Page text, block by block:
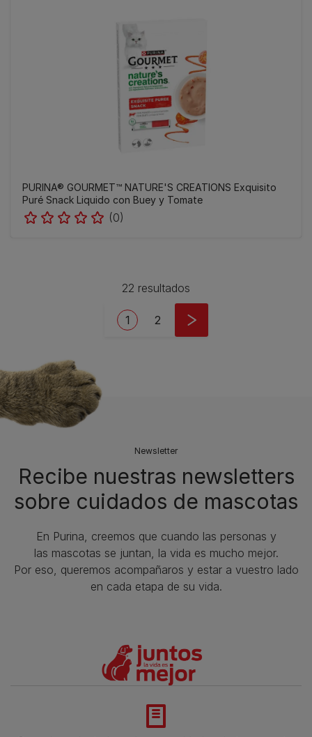
PURINA® GOURMET™ NATURE'S CREATIONS Exquisito
Puré Snack Liquido con Buey y Tomate
(0)
22 resultados
Current page
1 Page
2
Newsletter
Recibe nuestras newsletters
sobre cuidados de mascotas​
En Purina, creemos que cuando las personas y
las mascotas se juntan, la vida es mucho mejor.
Por eso, queremos acompañaros y estar a vuestro lado
en cada etapa de su vida.​